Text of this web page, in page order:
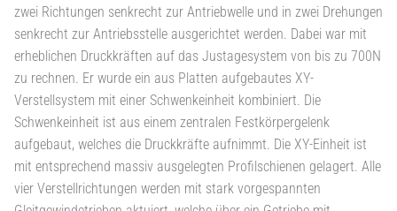
zwei Richtungen senkrecht zur Antriebwelle und in zwei Drehungen
senkrecht zur Antriebsstelle ausgerichtet werden. Dabei war mit
erheblichen Druckkräften auf das Justagesystem von bis zu 700N
zu rechnen. Er wurde ein aus Platten aufgebautes XY-
Verstellsystem mit einer Schwenkeinheit kombiniert. Die
Schwenkeinheit ist aus einem zentralen Festkörpergelenk
aufgebaut, welches die Druckkräfte aufnimmt. Die XY-Einheit ist
mit entsprechend massiv ausgelegten Profilschienen gelagert. Alle
vier Verstellrichtungen werden mit stark vorgespannten